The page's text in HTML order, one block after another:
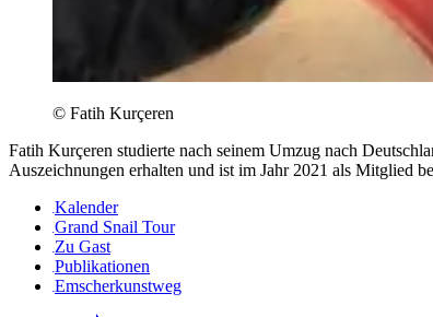
© Fatih Kurçeren
Fatih Kurçeren studierte nach seinem Umzug nach
Auszeichnungen erhalten und ist im Jahr 2021 als Mitglied
Kalender
Grand Snail Tour
Zu Gast
Publikationen
Emscherkunstweg